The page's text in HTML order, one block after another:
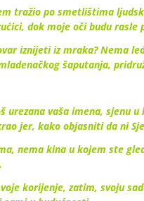
tražio po smetlištima
dok moje oči budu rasle
iznijeti iz mraka? Nema
šaputanja,
vaša imena, sjenu
jer, kako objasniti da ni
nema kina u kojem ste
korijenje, zatim, svoju